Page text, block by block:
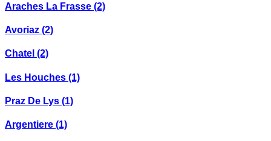
Araches La Frasse (2)
Avoriaz (2)
Chatel (2)
Les Houches (1)
Praz De Lys (1)
Argentiere (1)